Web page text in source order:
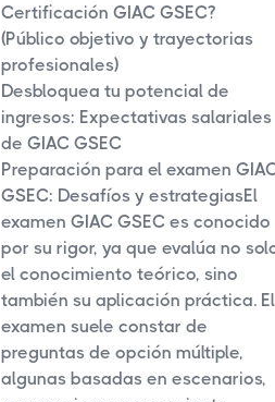
Certificación GIAC GSEC?
(Público objetivo y trayectorias
profesionales)
Desbloquea tu potencial de
ingresos: Expectativas salariales
de GIAC GSEC
Preparación para el examen
GSEC: Desafíos y estrategiasEl
examen GIAC GSEC es conocido
por su rigor, ya que evalúa no
el conocimiento teórico, sino
también su aplicación práctica. El
examen suele constar de
preguntas de opción múltiple,
algunas basadas en escenarios,